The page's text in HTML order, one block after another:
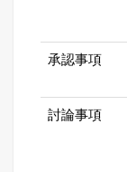
承認事項
討論事項